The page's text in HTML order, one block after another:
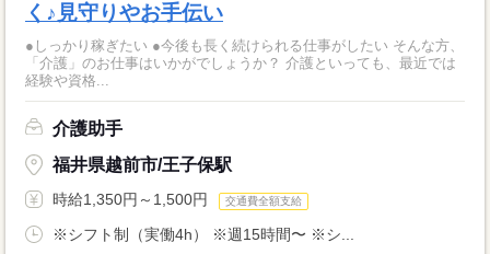
く♪見守りやお手伝い
●しっかり稼ぎたい ●今後も長く続けられる仕事がしたい そんな方、
「介護」のお仕事はいかがでしょうか？ 介護といっても、最近では
経験や資格...
介護助手
福井県越前市/王子保駅
時給1,350円～1,500円 交通費全額支給
※シフト制（実働4h） ※週15時間〜 ※シ...